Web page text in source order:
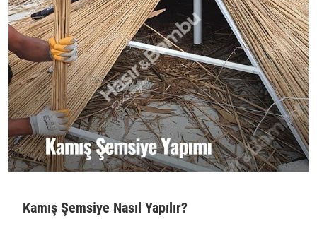
Kamış Şemsiye Nasıl Yapılır?